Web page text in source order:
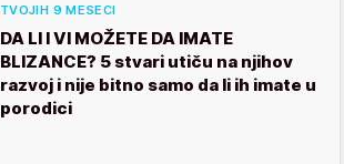
TVOJIH 9 MESECI
DA LI I VI MOŽETE DA IMATE
BLIZANCE? 5 stvari utiču na njihov
razvoj i nije bitno samo da li ih imate u
porodici